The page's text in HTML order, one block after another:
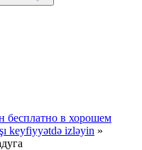
бесплатно в хорошем
keyfiyyətdə izləyin »